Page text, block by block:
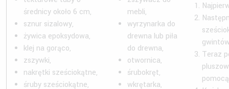
średnicy około 6 cm,
sznur sizalowy,
żywica epoksydowa,
klej na gorąco,
zszywki,
nakrętki sześciokątne,
śruby sześciokątne,
mebli,
wyrzynarka do
drewna lub piła
do drewna,
otwornica,
śrubokręt,
wkrętarka,
Teraz